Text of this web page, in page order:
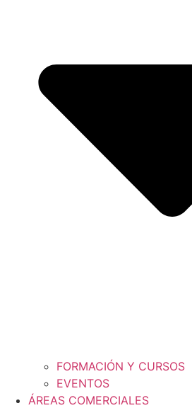
FORMACIÓN Y CURSOS
EVENTOS
ÁREAS COMERCIALES